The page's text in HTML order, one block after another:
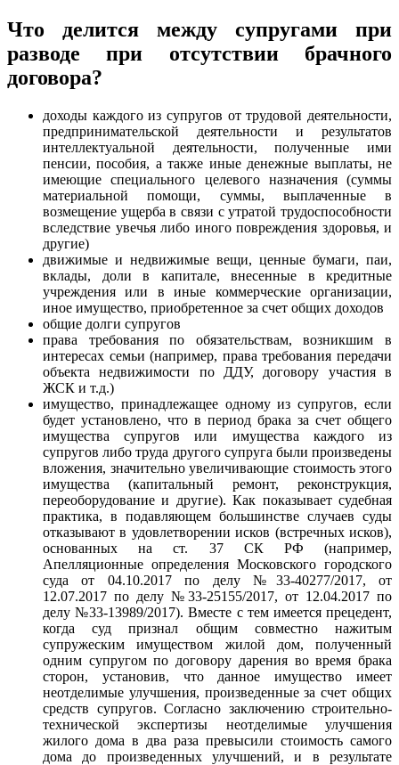
Что делится между супругами при
разводе при отсутствии брачного
договора?
доходы каждого из супругов от трудовой деятельности,
предпринимательской деятельности и результатов
интеллектуальной деятельности, полученные ими
пенсии, пособия, а также иные денежные выплаты, не
имеющие специального целевого назначения (суммы
материальной помощи, суммы, выплаченные в
возмещение ущерба в связи с утратой трудоспособности
вследствие увечья либо иного повреждения здоровья, и
другие)
движимые и недвижимые вещи, ценные бумаги, паи,
вклады, доли в капитале, внесенные в кредитные
учреждения или в иные коммерческие организации,
иное имущество, приобретенное за счет общих доходов
общие долги супругов
права требования по обязательствам, возникшим в
интересах семьи (например, права требования передачи
объекта недвижимости по ДДУ, договору участия в
ЖСК и т.д.)
имущество, принадлежащее одному из супругов, если
будет установлено, что в период брака за счет общего
имущества супругов или имущества каждого из
супругов либо труда другого супруга были произведены
вложения, значительно увеличивающие стоимость этого
имущества (капитальный ремонт, реконструкция,
переоборудование и другие). Как показывает судебная
практика, в подавляющем большинстве случаев суды
отказывают в удовлетворении исков (встречных исков),
основанных на ст. 37 СК РФ (например,
Апелляционные определения Московского городского
суда от 04.10.2017 по делу №33-40277/2017, от
12.07.2017 по делу №33-25155/2017, от 12.04.2017 по
делу №33-13989/2017). Вместе с тем имеется прецедент,
когда суд признал общим совместно нажитым
супружеским имуществом жилой дом, полученный
одним супругом по договору дарения во время брака
сторон, установив, что данное имущество имеет
неотделимые улучшения, произведенные за счет общих
средств супругов. Согласно заключению строительно-
технической экспертизы неотделимые улучшения
жилого дома в два раза превысили стоимость самого
дома до произведенных улучшений, и в результате